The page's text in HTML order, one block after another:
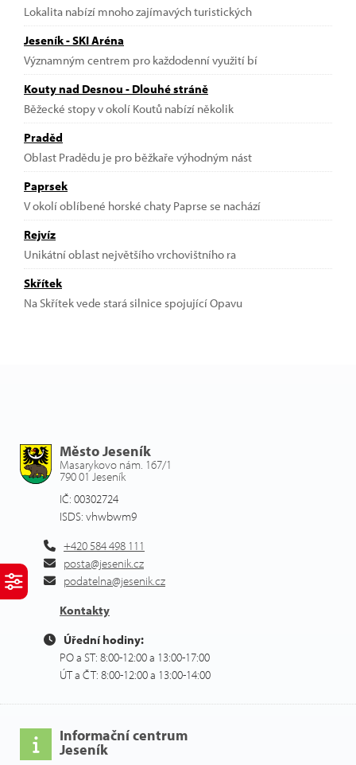
Lokalita nabízí mnoho zajímavých turistických
Jeseník - SKI Aréna
Významným centrem pro každodenní využití bí
Kouty nad Desnou - Dlouhé stráně
Běžecké stopy v okolí Koutů nabízí několik
Praděd
Oblast Pradědu je pro běžkaře výhodným nást
Paprsek
V okolí oblíbené horské chaty Paprse se nachází
Rejvíz
Unikátní oblast největšího vrchovištního ra
Skřítek
Na Skřítek vede stará silnice spojující Opavu
Město Jeseník
Masarykovo nám. 167/1
790 01 Jeseník
IČ: 00302724
ISDS: vhwbwm9
+420 584 498 111
posta@jesenik.cz
podatelna@jesenik.cz
Kontakty
Úřední hodiny:
PO a ST: 8:00-12:00 a 13:00-17:00
ÚT a ČT: 8:00-12:00 a 13:00-14:00
Informační centrum
Jeseník